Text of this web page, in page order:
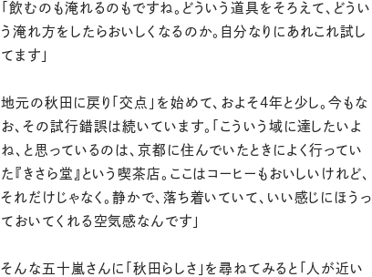
「飲むのも淹れるのもですね。どういう道具をそろえて、どうい
う淹れ方をしたらおいしくなるのか。自分なりにあれこれ試し
てます」
地元の秋田に戻り「交点」を始めて、およそ4年と少し。今もな
お、その試行錯誤は続いています。「こういう域に達したいよ
ね、と思っているのは、京都に住んでいたときによく行ってい
た『きさら堂』という喫茶店。ここはコーヒーもおいしいけれど、
それだけじゃなく。静かで、落ち着いていて、いい感じにほうっ
ておいてくれる空気感なんです」
そんな五十嵐さんに「秋田らしさ」を尋ねてみると「人が近い